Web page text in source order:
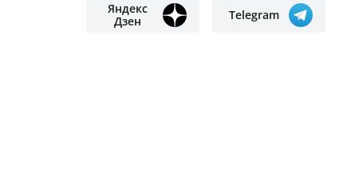
Яндекс
Дзен
Telegram